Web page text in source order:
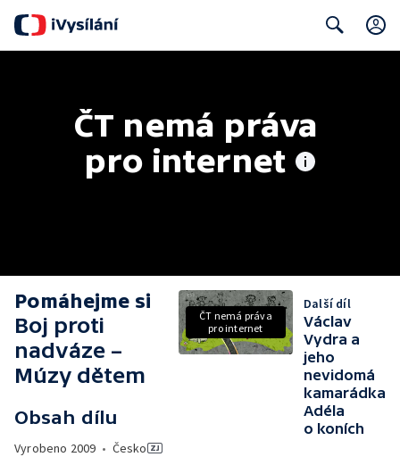
ČT nemá práva
pro internet
Pomáhejme si
Boj proti
nadváze –
Múzy dětem
Obsah dílu
Vyrobeno 2009 • Česko
ČT nemá práva
pro internet
Další díl
Václav
Vydra a
jeho
nevidomá
kamarádka
Adéla
o koních